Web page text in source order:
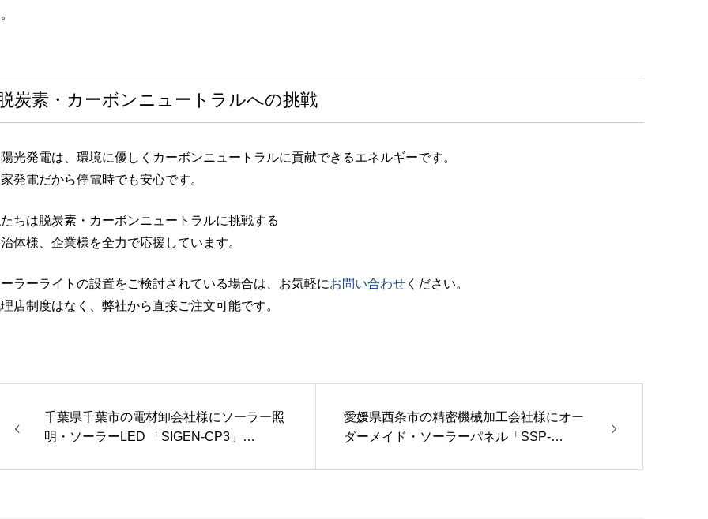
炭素・カーボンニュートラルへの挑戦
光発電は、環境に優しくカーボンニュートラルに貢献できるエネルギーです。
発電だから停電時でも安心です。
ちは脱炭素・カーボンニュートラルに挑戦する
体様、企業様を全力で応援しています。
ラーライトの設置をご検討されている場合は、お気軽にお問い合わせ ください。
店制度はなく、弊社から直接ご注文可能です。
千葉県千葉市の電材卸会社様にソーラー照
明・ソーラーLED 「SIGEN-CP3」…
愛媛県西条市の精密機械加工会社様にオー
ダーメイド・ソーラーパネル「SSP-